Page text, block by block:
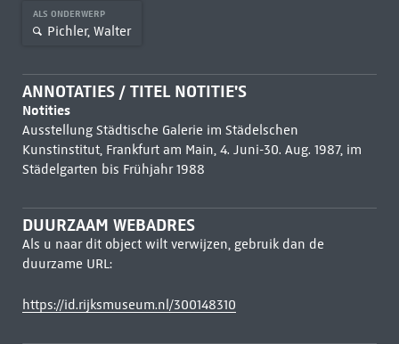
ALS ONDERWERP
Pichler, Walter
ANNOTATIES / TITEL NOTITIE'S
Notities
Ausstellung Städtische Galerie im Städelschen
Kunstinstitut, Frankfurt am Main, 4. Juni-30. Aug. 1987, im
Städelgarten bis Frühjahr 1988
DUURZAAM WEBADRES
Als u naar dit object wilt verwijzen, gebruik dan de
duurzame URL:
https://id.rijksmuseum.nl/300148310